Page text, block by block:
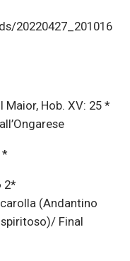
20220427_201016
Hob. XV: 25 *
*
2*
(Andantino
Final